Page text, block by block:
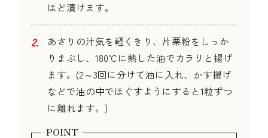
ほど漬けます。
あさりの汁気を軽くきり、片栗粉をしっか
りまぶし、180℃に熱した油でカラリと揚げ
ます。(2～3回に分けて油に入れ、かす揚げ
などで油の中でほぐすようにすると1粒ずつ
に離れます。)